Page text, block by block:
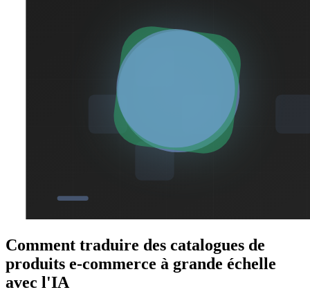
Comment traduire des catalogues de
produits e-commerce à grande échelle
avec l'IA